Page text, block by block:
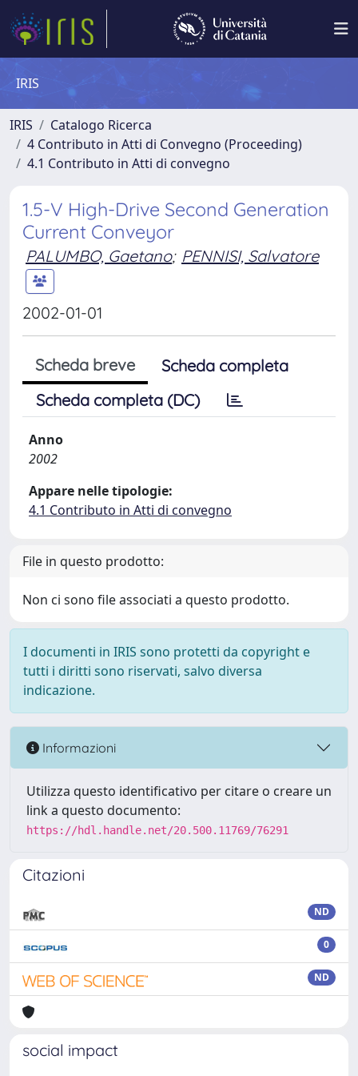
IRIS
IRIS
Catalogo Ricerca
4 Contributo in Atti di Convegno (Proceeding)
4.1 Contributo in Atti di convegno
1.5-V High-Drive Second Generation
Current Conveyor
PALUMBO, Gaetano; PENNISI, Salvatore
2002-01-01
Scheda breve
Scheda completa
Scheda completa (DC)
Anno
2002
Appare nelle tipologie:
4.1 Contributo in Atti di convegno
File in questo prodotto:
Non ci sono file associati a questo prodotto.
I documenti in IRIS sono protetti da copyright e
tutti i diritti sono riservati, salvo diversa
indicazione.
Informazioni
Utilizza questo identificativo per citare o creare un
link a questo documento:
https://hdl.handle.net/20.500.11769/76291
Citazioni
ND
0
ND
social impact